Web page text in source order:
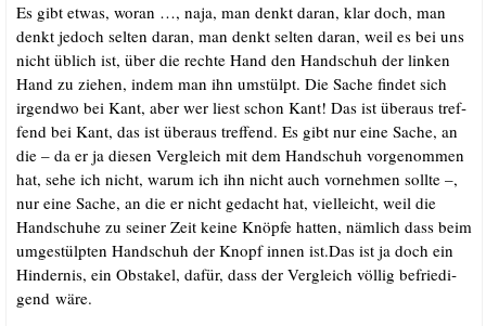
Es gibt etwas, wor­an …, naja, man denkt dar­an, klar doch, man
denkt jedoch sel­ten dar­an, man denkt sel­ten dar­an, weil es bei uns
nicht üblich ist, über die rech­te Hand den Hand­schuh der lin­ken
Hand zu zie­hen, indem man ihn umstülpt. Die Sache fin­det sich
irgend­wo bei Kant, aber wer liest schon Kant! Das ist über­aus tref­
fend bei Kant, das ist über­aus tref­fend. Es gibt nur eine Sache, an
die – da er ja die­sen Ver­gleich mit dem Hand­schuh vor­ge­nom­men
hat, sehe ich nicht, war­um ich ihn nicht auch vor­neh­men soll­te –,
nur eine Sache, an die er nicht gedacht hat, viel­leicht, weil die
Hand­schu­he zu sei­ner Zeit kei­ne Knöp­fe hat­ten, näm­lich dass beim
umge­stülp­ten Hand­schuh der Knopf innen ist.Das ist ja doch ein
Hin­der­nis, ein Obst­a­kel, dafür, dass der Ver­gleich völ­lig befrie­di­
gend wäre.